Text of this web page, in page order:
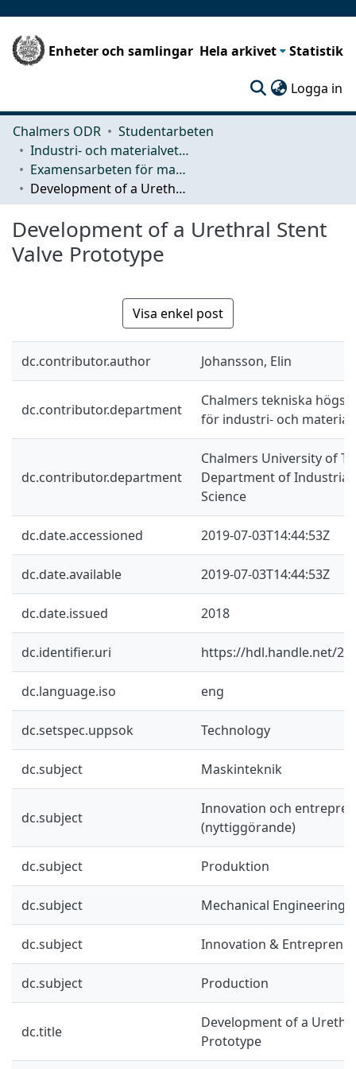
Enheter och samlingar Hela arkivet Statistik
Logga in
Chalmers ODR
Studentarbeten
Industri- och materialvetenskap (IMS)
Examensarbeten för masterexamen
Development of a Urethral Stent Valve Prototype
Development of a Urethral Stent
Valve Prototype
Visa enkel post
dc.contributor.author Johansson, Elin
dc.contributor.department
Chalmers tekniska
för industri- och
dc.contributor.department
Chalmers University of
Department of Industrial
Science
dc.date.accessioned 2019-07-03T14:44:53Z
dc.date.available 2019-07-03T14:44:53Z
dc.date.issued 2018
dc.identifier.uri https://hdl.handle.net/
dc.language.iso eng
dc.setspec.uppsok Technology
dc.subject Maskinteknik
dc.subject
Innovation och
(nyttiggörande)
dc.subject Produktion
dc.subject Mechanical Engineering
dc.subject Innovation &
dc.subject Production
dc.title
Development of a
Prototype